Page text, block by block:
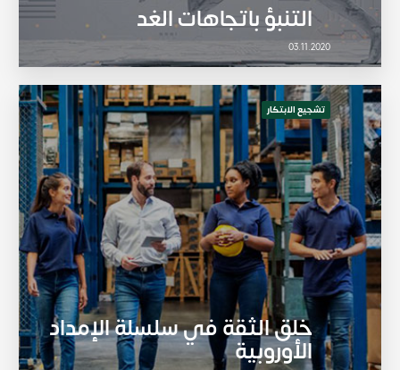
التنبؤ باتجاهات الغد
03.11.2020
تشجيع الابتكار
خلق الثقة في سلسلة الإمداد
الأوروبية